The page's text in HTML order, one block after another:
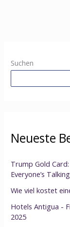
Suchen
Neueste
Trump Gold
Everyone’s Talking
Wie viel kostet
Hotels Antigua -
2025